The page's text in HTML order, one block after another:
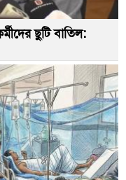
ছুটি বাতিল: